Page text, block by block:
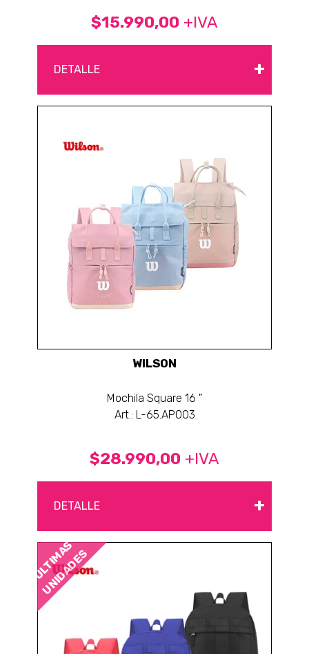
$15.990,00 +IVA
DETALLE +
WILSON
Mochila Square 16 "
Art.: L-65.AP003
$28.990,00 +IVA
DETALLE +
ÚLTIMAS
UNIDADES